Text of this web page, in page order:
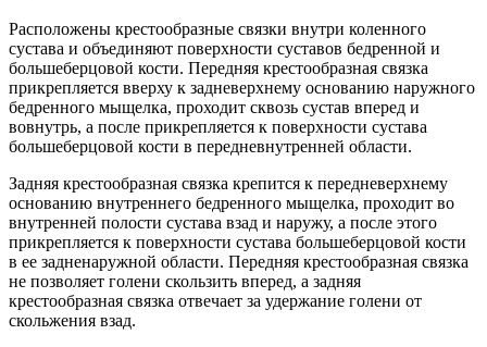
Расположены крестообразные связки внутри коленного
сустава и объединяют поверхности суставов бедренной и
большеберцовой кости. Передняя крестообразная связка
прикрепляется вверху к задневерхнему основанию наружного
бедренного мыщелка, проходит сквозь сустав вперед и
вовнутрь, а после прикрепляется к поверхности сустава
большеберцовой кости в передневнутренней области.
Задняя крестообразная связка крепится к передневерхнему
основанию внутреннего бедренного мыщелка, проходит во
внутренней полости сустава взад и наружу, а после этого
прикрепляется к поверхности сустава большеберцовой кости
в ее задненаружной области. Передняя крестообразная связка
не позволяет голени скользить вперед, а задняя
крестообразная связка отвечает за удержание голени от
скольжения взад.